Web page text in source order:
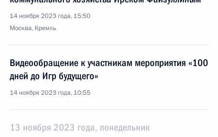
14 ноября 2023 года, 15:50
Москва, Кремль
Видеообращение к участникам мероприятия «100
дней до Игр будущего»
14 ноября 2023 года, 10:55
13 ноября 2023 года, понедельник